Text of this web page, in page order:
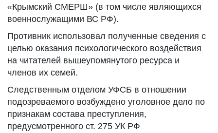
«Крымский СМЕРШ» (в том числе являющихся
военнослужащими ВС РФ).
Противник использовал полученные сведения с
целью оказания психологического воздействия
на читателей вышеупомянутого ресурса и
членов их семей.
Следственным отделом УФСБ в отношении
подозреваемого возбуждено уголовное дело по
признакам состава преступления,
предусмотренного ст. 275 УК РФ